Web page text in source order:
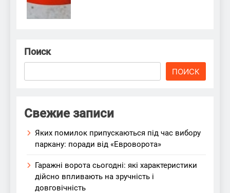
Поиск
ПОИСК
Свежие записи
Яких помилок припускаються під час вибору
паркану: поради від «Евроворота»
Гаражні ворота сьогодні: які характеристики
дійсно впливають на зручність і
довговічність